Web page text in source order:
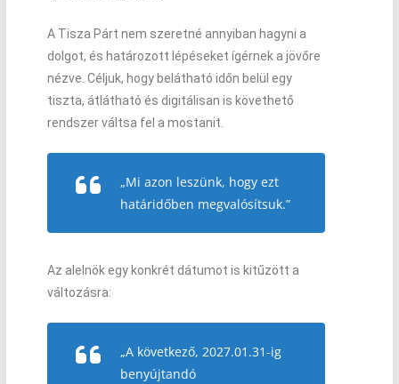
A Tisza Párt nem szeretné annyiban hagyni a
dolgot, és határozott lépéseket ígérnek a jövőre
nézve. Céljuk, hogy belátható időn belül egy
tiszta, átlátható és digitálisan is követhető
rendszer váltsa fel a mostanit.
„Mi azon leszünk, hogy ezt
határidőben megvalósítsuk.”
Az alelnök egy konkrét dátumot is kitűzött a
változásra:
„A következő, 2027.01.31-ig
benyújtandó